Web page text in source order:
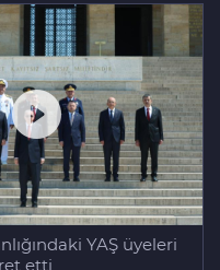
YAŞ üyeleri
etti